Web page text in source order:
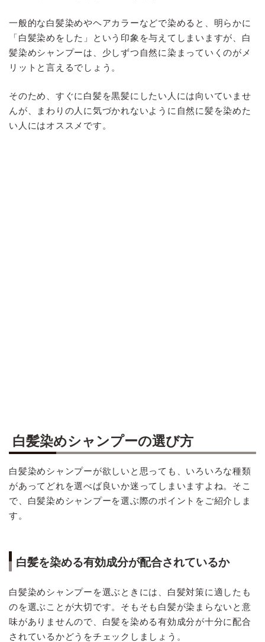
一般的な白髪染めやヘアカラーなどで染めると、明らかに
「白髪染めをした」という印象を与えてしまいますが、白
髪染めシャンプーは、少しずつ自然に染まっていくのがメ
リットと言えるでしょう。
そのため、すぐに白髪を黒髪にしたい人には向いていませ
んが、まわりの人に気づかれないように自然に髪を染めた
い人にはオススメです。
白髪染めシャンプーの選び方
白髪染めシャンプーが欲しいと思っても、いろいろな種類
があってどれを選べば良いか迷ってしまいますよね。そこ
で、白髪染めシャンプーを選ぶ際のポイントをご紹介しま
す。
白髪を染める有効成分が配合されているか
白髪染めシャンプーを選ぶときには、白髪対策に適したも
のを選ぶことが大切です。そもそも白髪が染まらないと意
味がありませんので、白髪を染める有効成分が十分に配合
されているかどうをチェックしましょう。